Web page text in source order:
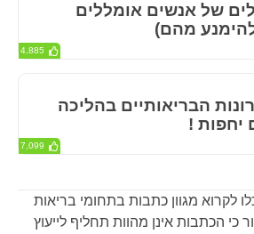
לקרוא מגוון כתבות בתחומי בריאות
כי הכתבות אינן מהוות תחליף לייעוץ
של אנשים אומללים
מהם)
4,885
הבריאותיים בהליכה
יחפות !
7,099